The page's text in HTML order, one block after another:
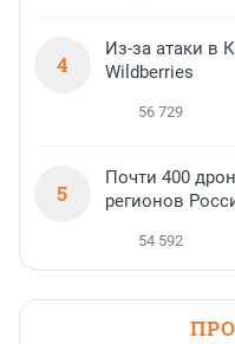
4
Из-за атаки в
Wildberries
56 729
5
Почти 400
регионов
54 592